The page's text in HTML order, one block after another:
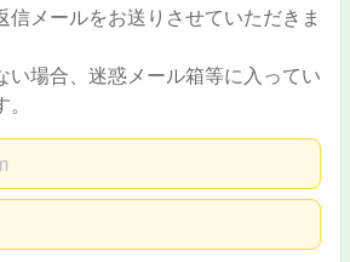
信メールをお送りさせていただきま
い場合、迷惑メール箱等に入ってい
用